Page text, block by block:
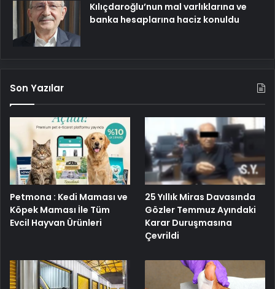
Kılıçdaroğlu’nun mal varlıklarına ve
banka hesaplarına haciz konuldu
Son Yazılar
Petmona : Kedi Maması ve
Köpek Maması İle Tüm
Evcil Hayvan Ürünleri
25 Yıllık Miras Davasında
Gözler Temmuz Ayındaki
Karar Duruşmasına
Çevrildi